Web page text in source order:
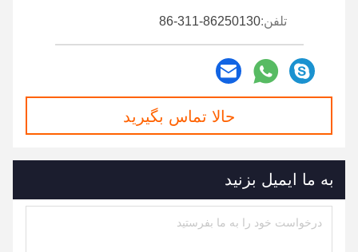
تلفن:86-311-86250130
حالا تماس بگیرید
به ما ایمیل بزنید